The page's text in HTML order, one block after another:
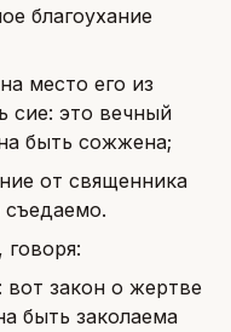
благоухание
место его из
сие: это вечный
быть сожжена;
от священника
съедаемо.
закон о жертве
быть заколаема